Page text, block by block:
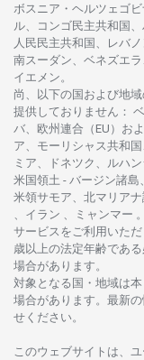
ボスニア ・ ヘルツェゴ
ル、
コンゴ民主共和国
人民民主共和国、レバ
南スーダン、ベネズエラ
イエメン。
尚、 以下の国および地
提供しておりません ：
バ、 欧州連合 （EU） お
ア、 モーリシャス共和国
ミア、ドネツク、ルハン
米国領土 - バージン諸島
米領サモア、 北マリアナ
、イラン 、ミャンマー 。
サービスを ご利用いた
歳以上の法定年齢である
場合があります。
対象となる国 ・ 地域は本
場合があります。 最新の
せくださ い。
このウェブサイトは、